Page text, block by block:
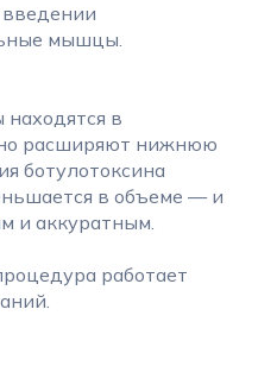
мышцы.
в
расширяют нижнюю
ботулотоксина
в объеме — и
и аккуратным.
работает